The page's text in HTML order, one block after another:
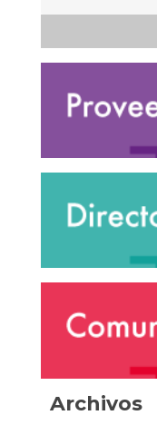
Archivos